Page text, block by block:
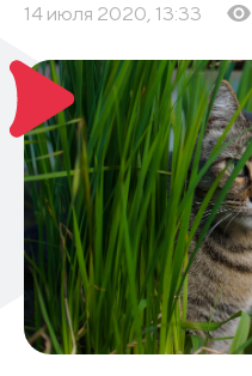
14 июля 2020, 13:33